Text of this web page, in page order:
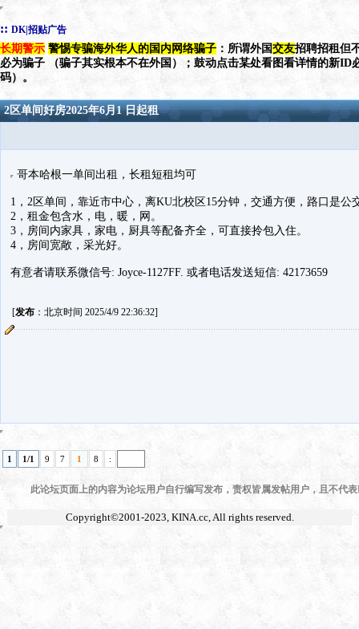
:: DK|招贴广告
长期警示 警惕专骗海外华人的国内网络骗子 ：所谓外国交友招聘招租但
必为骗子 （骗子其实根本不在外国）；鼓动点击某处看图看详情的新ID
码）。
2区单间好房2025年6月1 日起租
哥本哈根一单间出租，长租短租均可
1，2区单间，靠近市中心，离KU北校区15分钟，交通方便，路口是公
2，租金包含水，电，暖，网。
3，房间内家具，家电，厨具等配备齐全，可直接拎包入住。
4，房间宽敞，采光好。
有意者请联系微信号: Joyce-1127FF. 或者电话发送短信: 42173659
[发布：北京时间 2025/4/9 22:36:32]
1 1/1 9 7 1 8 :
此论坛页面上的内容为论坛用户自行编写发布，责权皆属发帖用户，且不代
Copyright©2001-2023, KINA.cc, All rights reserved.